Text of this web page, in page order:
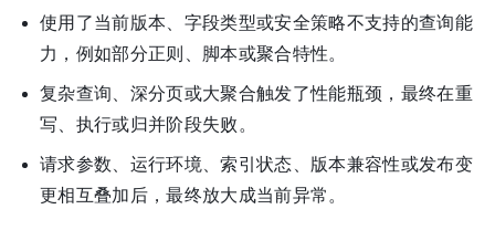
使用了当前版本、字段类型或安全策略不支持的查询能
力，例如部分正则、脚本或聚合特性。
复杂查询、深分页或大聚合触发了性能瓶颈，最终在重
写、执行或归并阶段失败。
请求参数、运行环境、索引状态、版本兼容性或发布变
更相互叠加后，最终放大成当前异常。